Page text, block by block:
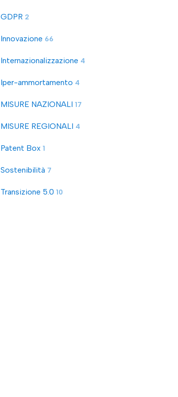
GDPR 2
Innovazione 66
Internazionalizzazione 4
Iper-ammortamento 4
MISURE NAZIONALI 17
MISURE REGIONALI 4
Patent Box 1
Sostenibilità 7
Transizione 5.0 10